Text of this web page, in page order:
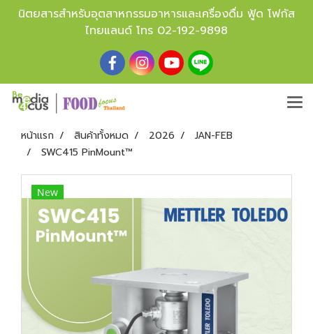
นิตยสารสำหรับอุตสาหกรรมอาหารและเครื่องดื่ม ฟู้ด โฟกัส
ไทยแลนด์ โทร 02-192-9898
หน้าแรก สินค้าทั้งหมด 2026
JAN-FEB
SWC415 PinMount™
New